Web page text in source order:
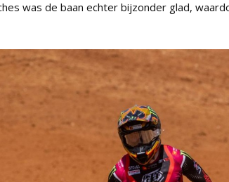
was de baan echter bijzonder glad,